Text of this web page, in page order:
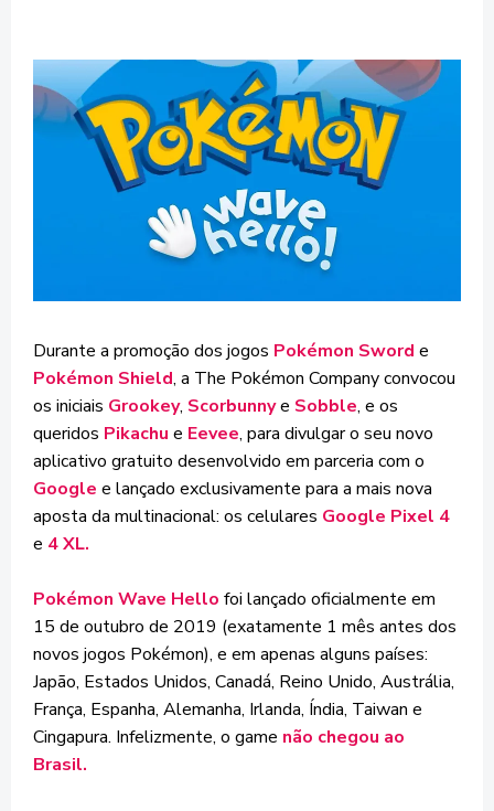
Durante a promoção dos jogos Pokémon Sword e
Pokémon Shield, a The Pokémon Company convocou
os iniciais Grookey, Scorbunnye Sobble, e os
queridos Pikachu e Eevee, para divulgar o seu novo
aplicativo gratuito desenvolvido em parceria com o
Google e lançado exclusivamente para a mais nova
aposta da multinacional: os celulares Google Pixel 4
e 4 XL.
Pokémon Wave Hello foi lançado oficialmente em
15 de outubro de 2019 (exatamente 1 mês antes dos
novos jogos Pokémon), e em apenas alguns países:
Japão, Estados Unidos, Canadá, Reino Unido, Austrália,
França, Espanha, Alemanha, Irlanda, Índia, Taiwan e
Cingapura. Infelizmente, o game não chegou ao
Brasil.